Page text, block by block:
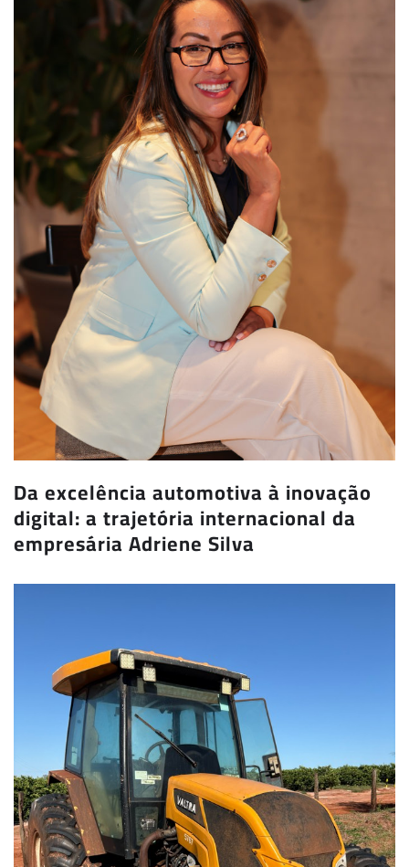
Da excelência automotiva à inovação
digital: a trajetória internacional da
empresária Adriene Silva